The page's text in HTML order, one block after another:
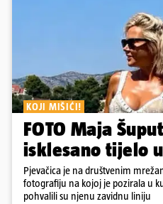
KOJI MIŠIĆI!
FOTO Maja
isklesano tijelo
Pjevačica je na društvenim
fotografiju na kojoj je pozirala u
pohvalili su njenu zavidnu liniju